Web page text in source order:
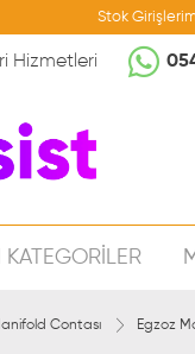
Stok
Hizmetleri
KATEGORİLER
Contası Egzoz